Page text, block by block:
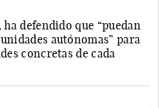
defendido que “puedan
autónomas” para
concretas de cada